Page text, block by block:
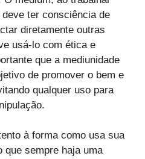
ter consciência de
diretamente outras
usá-lo com ética e
que a mediunidade
de promover o bem e
qualquer uso para
à forma como usa sua
que sempre haja uma